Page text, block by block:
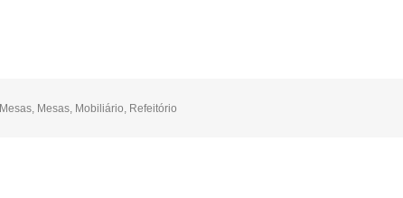
Mesas, Mesas, Mobiliário, Refeitório